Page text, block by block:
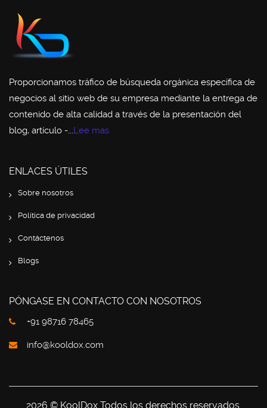
Proporcionamos tráfico de búsqueda orgánica específica de
negocios al sitio web de su empresa mediante la entrega de
contenido de alta calidad a través de la presentación del
blog, artículo -...Lee mas
ENLACES ÚTILES
Sobre nosotros
Política de privacidad
Contáctenos
Blogs
PÓNGASE EN CONTACTO CON NOSOTROS
+91 98716 78465
info@kooldox.com
2026 © KoolDox Todos los derechos reservados.